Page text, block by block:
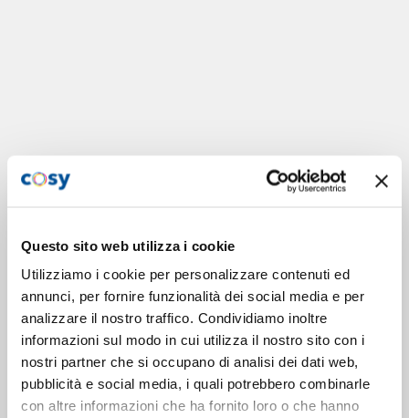
Questo sito web utilizza i cookie
Utilizziamo i cookie per personalizzare contenuti ed
annunci, per fornire funzionalità dei social media e per
analizzare il nostro traffico. Condividiamo inoltre
informazioni sul modo in cui utilizza il nostro sito con i
nostri partner che si occupano di analisi dei dati web,
pubblicità e social media, i quali potrebbero combinarle
con altre informazioni che ha fornito loro o che hanno